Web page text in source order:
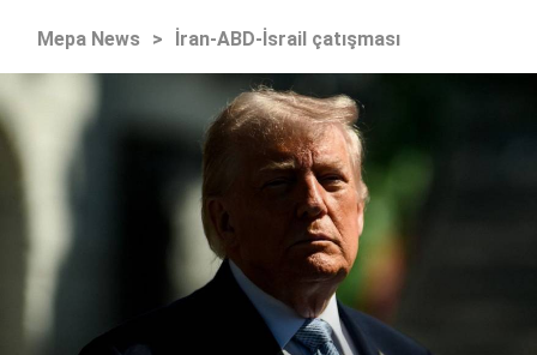
Mepa News > İran-ABD-İsrail çatışması